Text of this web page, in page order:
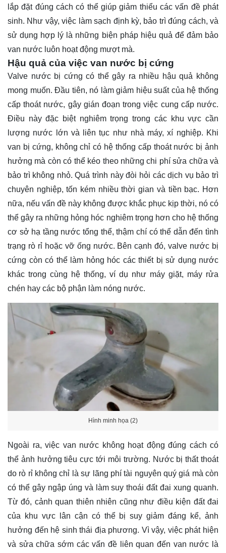
lắp đặt đúng cách có thể giúp giảm thiểu các vấn đề phát
sinh. Như vậy, việc làm sạch định kỳ, bảo trì đúng cách, và
sử dụng hợp lý là những biện pháp hiệu quả để đảm bảo
van nước luôn hoạt động mượt mà.
Hậu quả của việc van nước bị cứng
Valve nước bị cứng có thể gây ra nhiều hậu quả không
mong muốn. Đầu tiên, nó làm giảm hiệu suất của hệ thống
cấp thoát nước, gây gián đoạn trong việc cung cấp nước.
Điều này đặc biệt nghiêm trọng trong các khu vực cần
lượng nước lớn và liên tục như nhà máy, xí nghiệp. Khi
van bị cứng, không chỉ có hệ thống cấp thoát nước bị ảnh
hưởng mà còn có thể kéo theo những chi phí sửa chữa và
bảo trì không nhỏ. Quá trình này đòi hỏi các dịch vụ bảo trì
chuyên nghiệp, tốn kém nhiều thời gian và tiền bạc. Hơn
nữa, nếu vấn đề này không được khắc phục kịp thời, nó có
thể gây ra những hỏng hóc nghiêm trọng hơn cho hệ thống
cơ sở hạ tầng nước tổng thể, thậm chí có thể dẫn đến tình
trạng rò rỉ hoặc vỡ ống nước. Bên cạnh đó, valve nước bị
cứng còn có thể làm hỏng hóc các thiết bị sử dụng nước
khác trong cùng hệ thống, ví dụ như máy giặt, máy rửa
chén hay các bộ phận làm nóng nước.
Hình minh họa (2)
Ngoài ra, việc van nước không hoạt động đúng cách có
thể ảnh hưởng tiêu cực tới môi trường. Nước bị thất thoát
do rò rỉ không chỉ là sự lãng phí tài nguyên quý giá mà còn
có thể gây ngập úng và làm suy thoái đất đai xung quanh.
Từ đó, cảnh quan thiên nhiên cũng như điều kiện đất đai
của khu vực lân cận có thể bị suy giảm đáng kể, ảnh
hưởng đến hệ sinh thái địa phương. Vì vậy, việc phát hiện
và sửa chữa sớm các vấn đề liên quan đến van nước là